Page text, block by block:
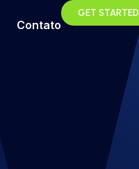
Contato
GET STARTED